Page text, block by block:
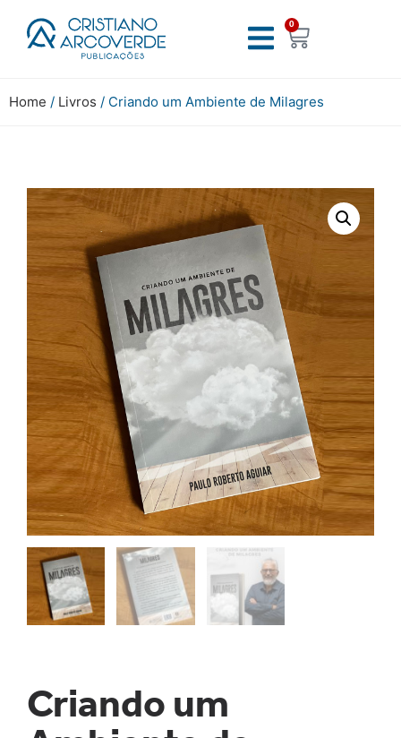
0
Home / Livros / Criando um Ambiente de Milagres
Criando um